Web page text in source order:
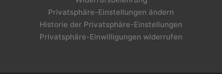
Privatsphäre-Einstellungen ändern
Historie der Privatsphäre-Einstellungen
Privatsphäre-Einwilligungen widerrufen